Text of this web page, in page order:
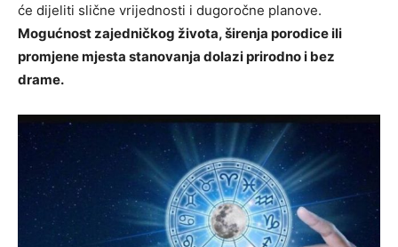
će dijeliti slične vrijednosti i dugoročne planove.
Mogućnost zajedničkog života, širenja porodice ili
promjene mjesta stanovanja dolazi prirodno i bez
drame.